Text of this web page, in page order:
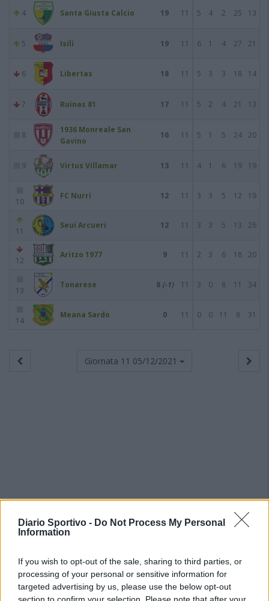
Diario Sportivo - Do Not Process My Personal
Information
If you wish to opt-out of the sale, sharing to third parties, or
processing of your personal or sensitive information for
targeted advertising by us, please use the below opt-out
4 Santa Giusta Calcio 19 11 5 4 2 25 13
5 Isili 19 11 6 1 4 27 21
6 Libertas 18 11 5 3 3 18 14
7 Ruinas 81 17 11 5 2 4 21 13
8
1936 Monreale San
Gavino
16 11 5 1 5 24 20
9 Virtus Villamar 13 11 4 1 6 19 19
10
FC Nurri 12 11 3 3 5 12 19
11
Seui Arcueri 12 11 3 3 5 13 26
12
Aritzo 1977 9 11 2 3 6 18 20
13
Tonarese 8 (-1) 11 3 0 8 11 34
14
Meana Sardo 0 11 0 0 11 8 31
Giornata 11 05/12/2021